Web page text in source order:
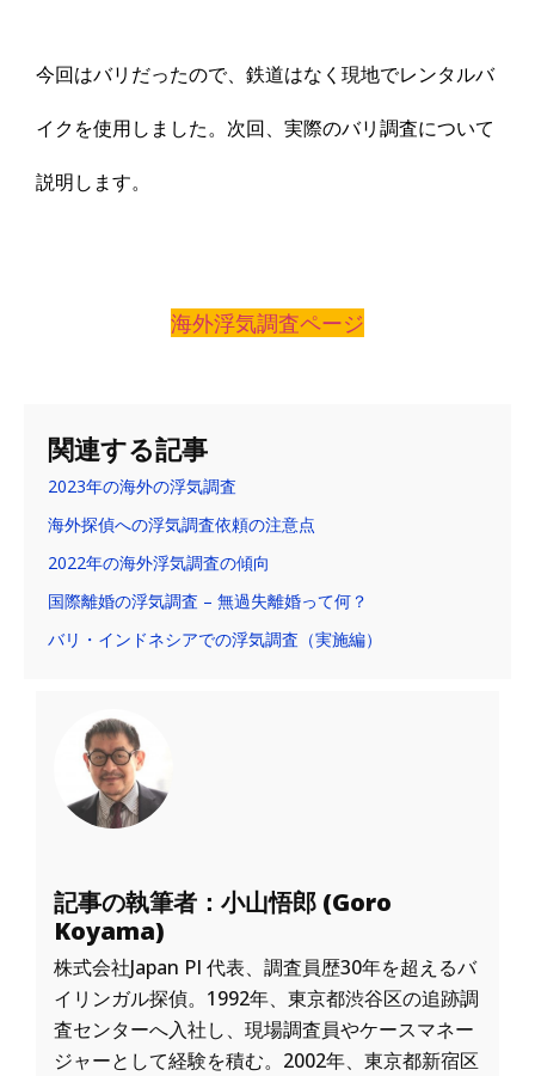
今回はバリだったので、鉄道はなく現地でレンタルバ
イクを使用しました。次回、実際のバリ調査について
説明します。
海外浮気調査ページ
関連する記事
2023年の海外の浮気調査
海外探偵への浮気調査依頼の注意点
2022年の海外浮気調査の傾向
国際離婚の浮気調査 – 無過失離婚って何？
バリ・インドネシアでの浮気調査（実施編）
記事の執筆者：小山悟郎 (Goro
Koyama)
株式会社Japan PI 代表、調査員歴30年を超えるバ
イリンガル探偵。1992年、東京都渋谷区の追跡調
査センターへ入社し、現場調査員やケースマネー
ジャーとして経験を積む。2002年、東京都新宿区